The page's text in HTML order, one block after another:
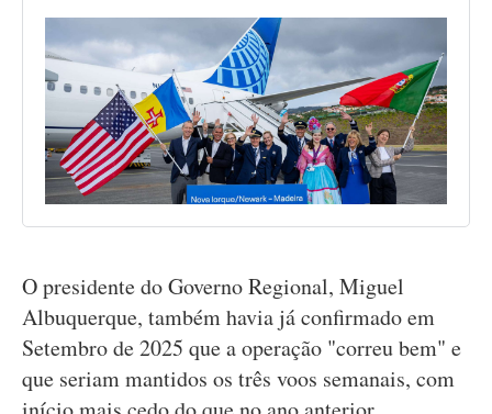
O presidente do Governo Regional, Miguel
Albuquerque, também havia já confirmado em
Setembro de 2025 que a operação "correu bem" e
que seriam mantidos os três voos semanais, com